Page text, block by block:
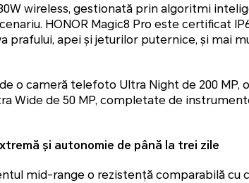
wireless, gestionată prin algoritmi
HONOR Magic8 Pro este certificat
apei și jeturilor puternice, și mai
o cameră telefoto Ultra Night de 200 MP,
Wide de 50 MP, completate de
și autonomie de până la trei zile
mid-range o rezistență comparabilă cu